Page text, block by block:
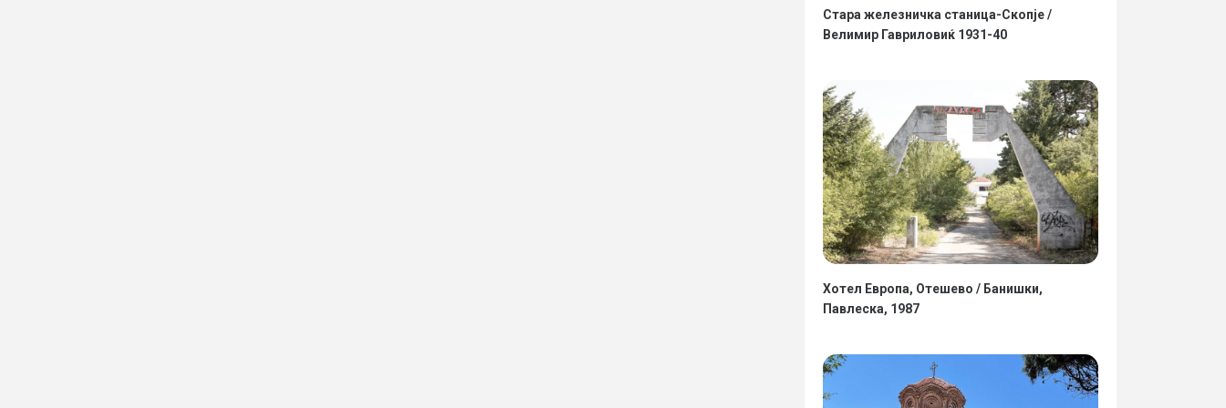
Стара железничка станица-Скопје /
Велимир Гавриловиќ 1931-40
Хотел Европа, Отешево / Банишки,
Павлеска, 1987